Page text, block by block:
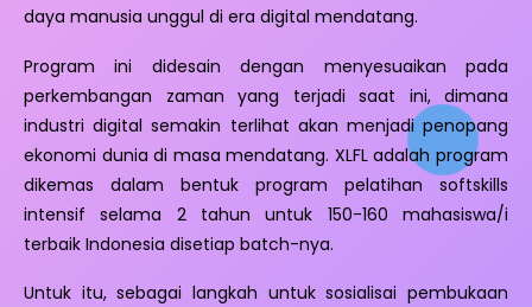
daya manusia unggul di era digital mendatang.
Program ini didesain dengan menyesuaikan pada
perkembangan zaman yang terjadi saat ini, dimana
industri digital semakin terlihat akan menjadi penopang
ekonomi dunia di masa mendatang. XLFL adalah program
dikemas dalam bentuk program pelatihan softskills
intensif selama 2 tahun untuk 150-160 mahasiswa/i
terbaik Indonesia disetiap batch-nya.
Untuk itu, sebagai langkah untuk sosialisai pembukaan